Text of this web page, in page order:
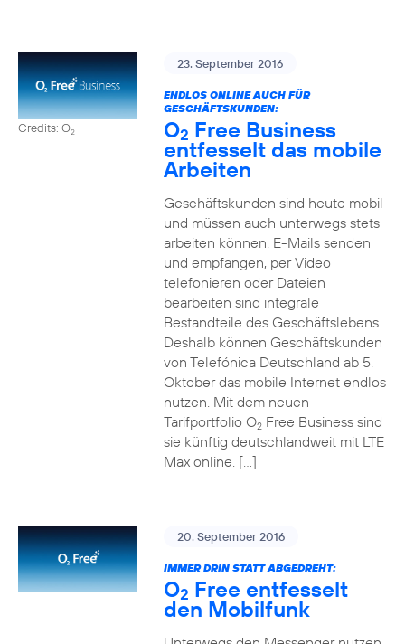
Credits: O2
23. September 2016
ENDLOS ONLINE AUCH FÜR
GESCHÄFTSKUNDEN:
O2 Free Business
entfesselt das mobile
Arbeiten
Geschäftskunden sind heute mobil
und müssen auch unterwegs stets
arbeiten können. E-Mails senden
und empfangen, per Video
telefonieren oder Dateien
bearbeiten sind integrale
Bestandteile des Geschäftslebens.
Deshalb können Geschäftskunden
von Telefónica Deutschland ab 5.
Oktober das mobile Internet endlos
nutzen. Mit dem neuen
Tarifportfolio O2Free Business sind
sie künftig deutschlandweit mit LTE
Max online. […]
20. September 2016
IMMER DRIN STATT ABGEDREHT:
O2 Free entfesselt
den Mobilfunk